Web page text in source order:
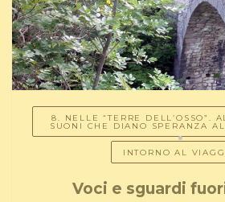
8. NELLE “TERRE DELL’OSSO”.
SUONI CHE DIANO SPERANZA
INTORNO AL
Voci e sguardi